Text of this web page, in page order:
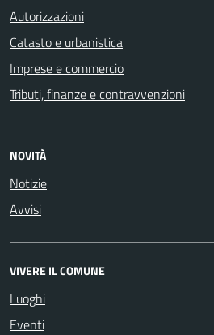
Autorizzazioni
Catasto e urbanistica
Imprese e commercio
Tributi, finanze e contravvenzioni
NOVITÀ
Notizie
Avvisi
VIVERE IL COMUNE
Luoghi
Eventi